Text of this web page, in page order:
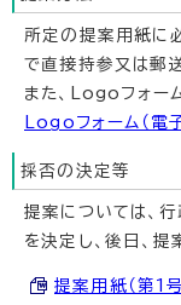
所定の提案用紙に
で直接持参又は郵
また、Logoフォー
Logoフォーム（電
採否の決定等
提案については、
を決定し、後日、提
提案用紙（第1